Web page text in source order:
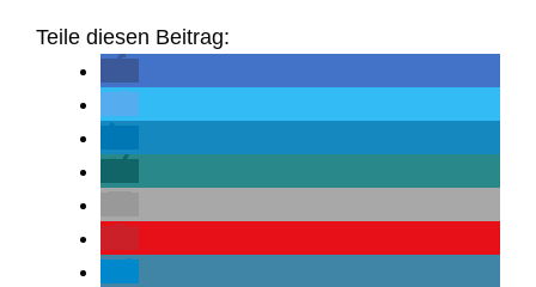
Teile diesen Beitrag: